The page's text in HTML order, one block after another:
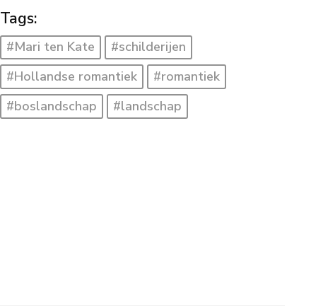
Tags:
#Mari ten Kate
#schilderijen
#Hollandse romantiek
#romantiek
#boslandschap
#landschap